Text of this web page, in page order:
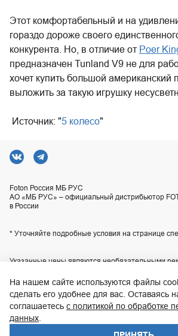
Этот комфортабельный и на
гораздо дороже своего
конкурента. Но, в отличие от Poer
предназначен Tunland V9 не для
хочет купить большой американский
выложить за такую игрушку
Источник: "5 колесо"
Foton Россия МБ РУС
АО «МБ РУС» – официальный дистрибьютор
в России
* Уточняйте подробные условия на странице
Указанные цены являются необязательными
отличаться от действительных цен.
осуществляется в соответствии с условиями
купли-продажи, заключаемого с продавцом.
характеристики, комплектация и изображения
приведенные на сайте, могут отличаться от
комплектации и внешнего вида автомобилей,
Российскую Федерацию. Актуальную
На нашем сайте используются файлы
сделать его удобнее для вас. Оставаясь
соглашаетесь с политикой по обработке
данных